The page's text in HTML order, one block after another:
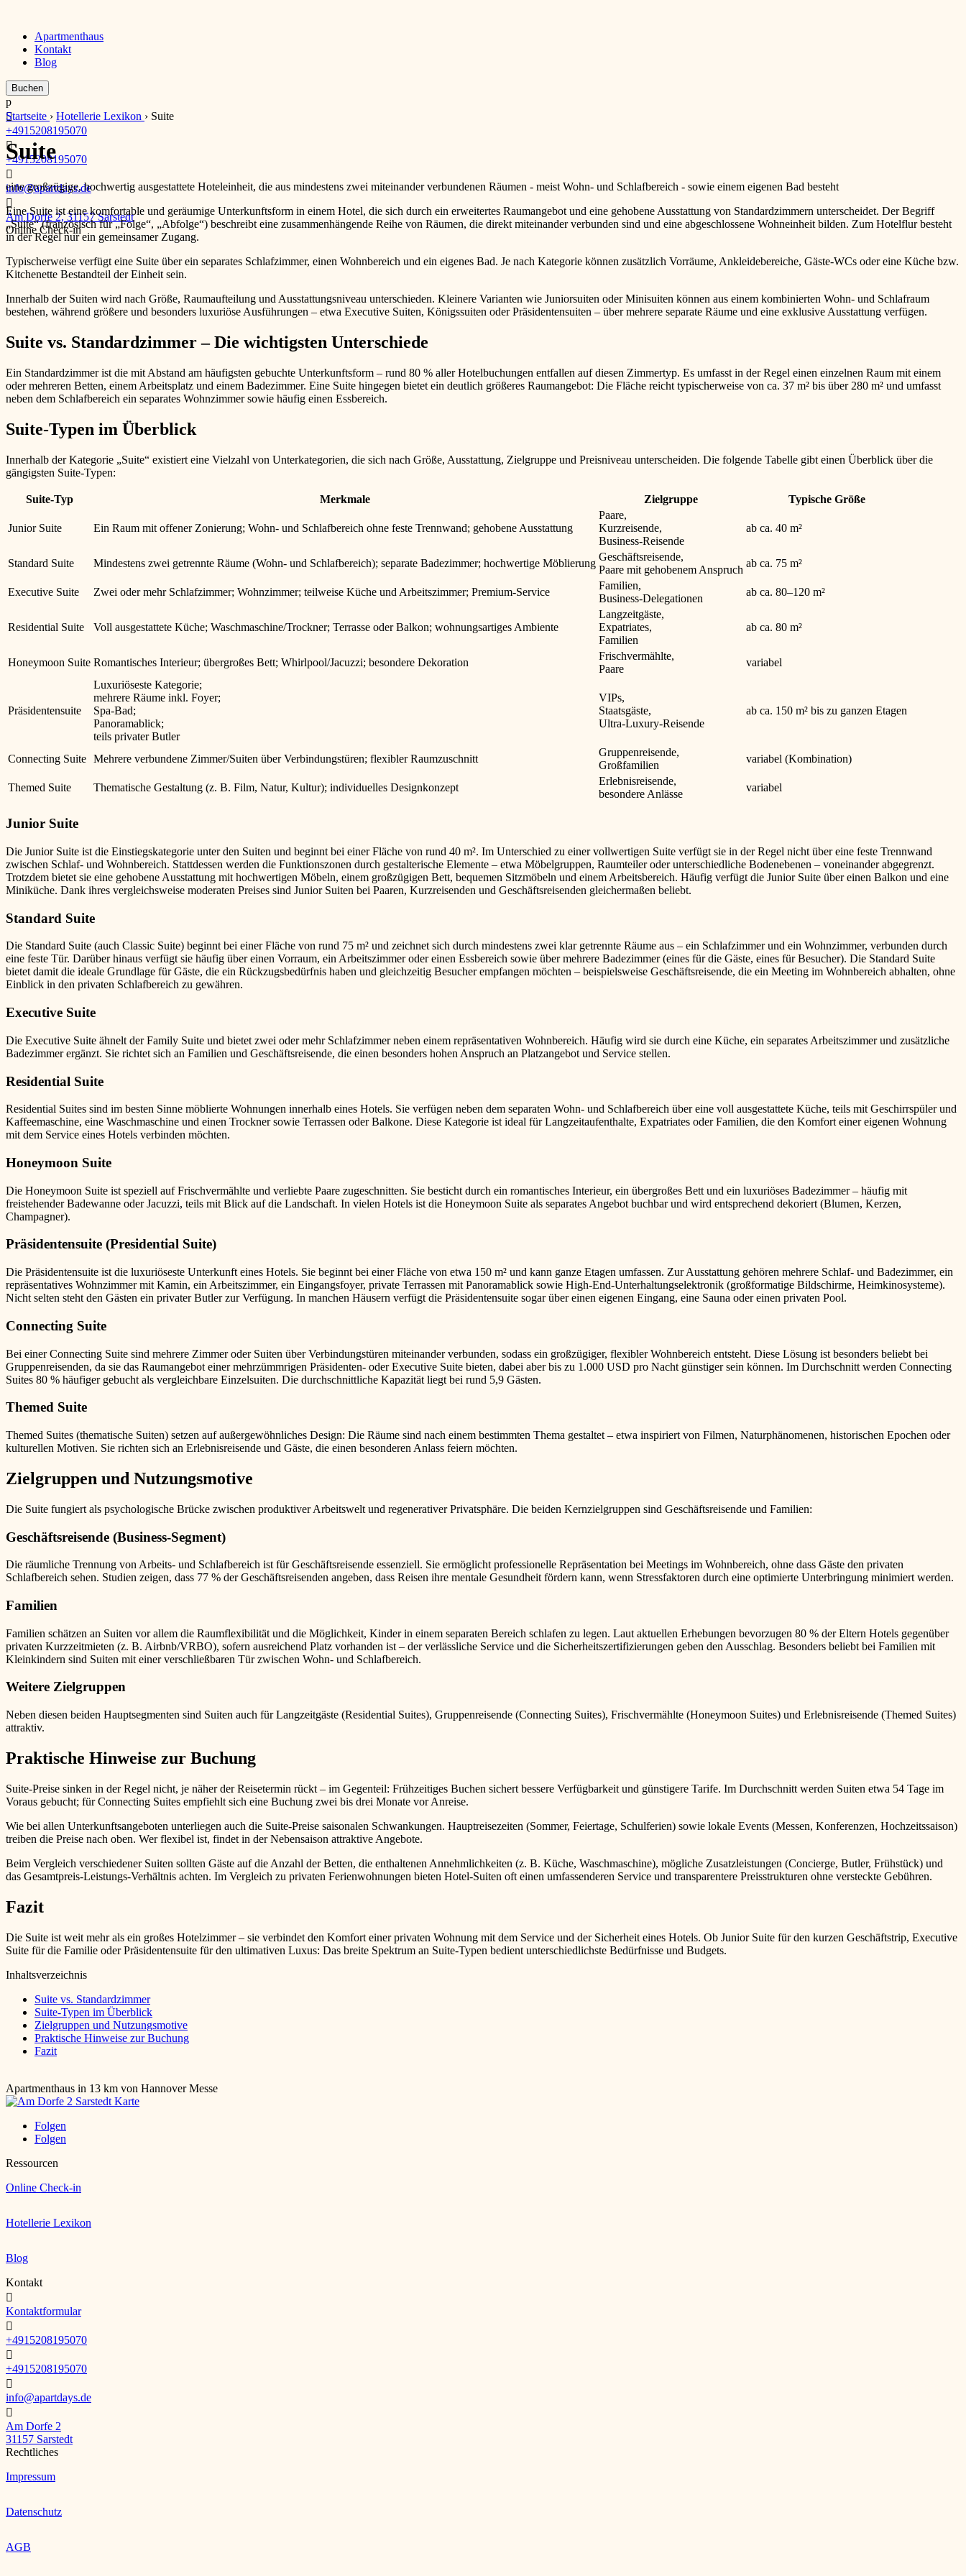
Apartmenthaus
Kontakt
Blog
p

+4915208195070

+4915208195070

info@apartdays.de

Am Dorfe 2, 31157 Sarstedt
Online Check-in
Startseite › Hotellerie Lexikon › Suite
Suite
eine großzügige, hochwertig ausgestattete Hoteleinheit, die aus mindestens zwei miteinander verbundenen Räumen - meist Wohn- und Schlafbereich - sowie einem eigenen Bad besteht
Eine Suite ist eine komfortable und geräumige Unterkunftsform in einem Hotel, die sich durch ein erweitertes Raumangebot und eine gehobene Ausstattung von Standardzimmern unterscheidet. Der Begriff
„Suite“ (französisch für „Folge“, „Abfolge“) beschreibt eine zusammenhängende Reihe von Räumen, die direkt miteinander verbunden sind und eine abgeschlossene Wohneinheit bilden. Zum Hotelflur besteht
in der Regel nur ein gemeinsamer Zugang.
Typischerweise verfügt eine Suite über ein separates Schlafzimmer, einen Wohnbereich und ein eigenes Bad. Je nach Kategorie können zusätzlich Vorräume, Ankleidebereiche, Gäste-WCs oder eine Küche bzw.
Kitchenette Bestandteil der Einheit sein.
Innerhalb der Suiten wird nach Größe, Raumaufteilung und Ausstattungsniveau unterschieden. Kleinere Varianten wie Juniorsuiten oder Minisuiten können aus einem kombinierten Wohn- und Schlafraum
bestehen, während größere und besonders luxuriöse Ausführungen – etwa Executive Suiten, Königssuiten oder Präsidentensuiten – über mehrere separate Räume und eine exklusive Ausstattung verfügen.
Suite vs. Standardzimmer – Die wichtigsten Unterschiede
Ein Standardzimmer ist die mit Abstand am häufigsten gebuchte Unterkunftsform – rund 80 % aller Hotelbuchungen entfallen auf diesen Zimmertyp. Es umfasst in der Regel einen einzelnen Raum mit einem
oder mehreren Betten, einem Arbeitsplatz und einem Badezimmer. Eine Suite hingegen bietet ein deutlich größeres Raumangebot: Die Fläche reicht typischerweise von ca. 37 m² bis über 280 m² und umfasst
neben dem Schlafbereich ein separates Wohnzimmer sowie häufig einen Essbereich.
Suite-Typen im Überblick
Innerhalb der Kategorie „Suite“ existiert eine Vielzahl von Unterkategorien, die sich nach Größe, Ausstattung, Zielgruppe und Preisniveau unterscheiden. Die folgende Tabelle gibt einen Überblick über die
gängigsten Suite-Typen:
Suite-Typ Merkmale Zielgruppe Typische Größe
Junior Suite Ein Raum mit offener Zonierung; Wohn- und Schlafbereich ohne feste Trennwand; gehobene Ausstattung
Paare,
Kurzreisende,
Business-Reisende
ab ca. 40 m²
Standard Suite Mindestens zwei getrennte Räume (Wohn- und Schlafbereich); separate Badezimmer; hochwertige Möblierung
Geschäftsreisende,
Paare mit gehobenem Anspruch
ab ca. 75 m²
Executive Suite Zwei oder mehr Schlafzimmer; Wohnzimmer; teilweise Küche und Arbeitszimmer; Premium-Service
Familien,
Business-Delegationen
ab ca. 80–120 m²
Residential Suite Voll ausgestattete Küche; Waschmaschine/Trockner; Terrasse oder Balkon; wohnungsartiges Ambiente
Langzeitgäste,
Expatriates,
Familien
ab ca. 80 m²
Honeymoon Suite Romantisches Interieur; übergroßes Bett; Whirlpool/Jacuzzi; besondere Dekoration
Frischvermählte,
Paare
variabel
Präsidentensuite
Luxuriöseste Kategorie;
mehrere Räume inkl. Foyer;
Spa-Bad;
Panoramablick;
teils privater Butler
VIPs,
Staatsgäste,
Ultra-Luxury-Reisende
ab ca. 150 m² bis zu ganzen Etagen
Connecting Suite Mehrere verbundene Zimmer/Suiten über Verbindungstüren; flexibler Raumzuschnitt
Gruppenreisende,
Großfamilien
variabel (Kombination)
Themed Suite Thematische Gestaltung (z. B. Film, Natur, Kultur); individuelles Designkonzept
Erlebnisreisende,
besondere Anlässe
variabel
Junior Suite
Die Junior Suite ist die Einstiegskategorie unter den Suiten und beginnt bei einer Fläche von rund 40 m². Im Unterschied zu einer vollwertigen Suite verfügt sie in der Regel nicht über eine feste Trennwand
zwischen Schlaf- und Wohnbereich. Stattdessen werden die Funktionszonen durch gestalterische Elemente – etwa Möbelgruppen, Raumteiler oder unterschiedliche Bodenebenen – voneinander abgegrenzt.
Trotzdem bietet sie eine gehobene Ausstattung mit hochwertigen Möbeln, einem großzügigen Bett, bequemen Sitzmöbeln und einem Arbeitsbereich. Häufig verfügt die Junior Suite über einen Balkon und eine
Miniküche. Dank ihres vergleichsweise moderaten Preises sind Junior Suiten bei Paaren, Kurzreisenden und Geschäftsreisenden gleichermaßen beliebt.
Standard Suite
Die Standard Suite (auch Classic Suite) beginnt bei einer Fläche von rund 75 m² und zeichnet sich durch mindestens zwei klar getrennte Räume aus – ein Schlafzimmer und ein Wohnzimmer, verbunden durch
eine feste Tür. Darüber hinaus verfügt sie häufig über einen Vorraum, ein Arbeitszimmer oder einen Essbereich sowie über mehrere Badezimmer (eines für die Gäste, eines für Besucher). Die Standard Suite
bietet damit die ideale Grundlage für Gäste, die ein Rückzugsbedürfnis haben und gleichzeitig Besucher empfangen möchten – beispielsweise Geschäftsreisende, die ein Meeting im Wohnbereich abhalten, ohne
Einblick in den privaten Schlafbereich zu gewähren.
Executive Suite
Die Executive Suite ähnelt der Family Suite und bietet zwei oder mehr Schlafzimmer neben einem repräsentativen Wohnbereich. Häufig wird sie durch eine Küche, ein separates Arbeitszimmer und zusätzliche
Badezimmer ergänzt. Sie richtet sich an Familien und Geschäftsreisende, die einen besonders hohen Anspruch an Platzangebot und Service stellen.
Residential Suite
Residential Suites sind im besten Sinne möblierte Wohnungen innerhalb eines Hotels. Sie verfügen neben dem separaten Wohn- und Schlafbereich über eine voll ausgestattete Küche, teils mit Geschirrspüler und
Kaffeemaschine, eine Waschmaschine und einen Trockner sowie Terrassen oder Balkone. Diese Kategorie ist ideal für Langzeitaufenthalte, Expatriates oder Familien, die den Komfort einer eigenen Wohnung
mit dem Service eines Hotels verbinden möchten.
Honeymoon Suite
Die Honeymoon Suite ist speziell auf Frischvermählte und verliebte Paare zugeschnitten. Sie besticht durch ein romantisches Interieur, ein übergroßes Bett und ein luxuriöses Badezimmer – häufig mit
freistehender Badewanne oder Jacuzzi, teils mit Blick auf die Landschaft. In vielen Hotels ist die Honeymoon Suite als separates Angebot buchbar und wird entsprechend dekoriert (Blumen, Kerzen,
Champagner).
Präsidentensuite (Presidential Suite)
Die Präsidentensuite ist die luxuriöseste Unterkunft eines Hotels. Sie beginnt bei einer Fläche von etwa 150 m² und kann ganze Etagen umfassen. Zur Ausstattung gehören mehrere Schlaf- und Badezimmer, ein
repräsentatives Wohnzimmer mit Kamin, ein Arbeitszimmer, ein Eingangsfoyer, private Terrassen mit Panoramablick sowie High-End-Unterhaltungselektronik (großformatige Bildschirme, Heimkinosysteme).
Nicht selten steht den Gästen ein privater Butler zur Verfügung. In manchen Häusern verfügt die Präsidentensuite sogar über einen eigenen Eingang, eine Sauna oder einen privaten Pool.
Connecting Suite
Bei einer Connecting Suite sind mehrere Zimmer oder Suiten über Verbindungstüren miteinander verbunden, sodass ein großzügiger, flexibler Wohnbereich entsteht. Diese Lösung ist besonders beliebt bei
Gruppenreisenden, da sie das Raumangebot einer mehrzümmrigen Präsidenten- oder Executive Suite bieten, dabei aber bis zu 1.000 USD pro Nacht günstiger sein können. Im Durchschnitt werden Connecting
Suites 80 % häufiger gebucht als vergleichbare Einzelsuiten. Die durchschnittliche Kapazität liegt bei rund 5,9 Gästen.
Themed Suite
Themed Suites (thematische Suiten) setzen auf außergewöhnliches Design: Die Räume sind nach einem bestimmten Thema gestaltet – etwa inspiriert von Filmen, Naturphänomenen, historischen Epochen oder
kulturellen Motiven. Sie richten sich an Erlebnisreisende und Gäste, die einen besonderen Anlass feiern möchten.
Zielgruppen und Nutzungsmotive
Die Suite fungiert als psychologische Brücke zwischen produktiver Arbeitswelt und regenerativer Privatsphäre. Die beiden Kernzielgruppen sind Geschäftsreisende und Familien:
Geschäftsreisende (Business-Segment)
Die räumliche Trennung von Arbeits- und Schlafbereich ist für Geschäftsreisende essenziell. Sie ermöglicht professionelle Repräsentation bei Meetings im Wohnbereich, ohne dass Gäste den privaten
Schlafbereich sehen. Studien zeigen, dass 77 % der Geschäftsreisenden angeben, dass Reisen ihre mentale Gesundheit fördern kann, wenn Stressfaktoren durch eine optimierte Unterbringung minimiert werden.
Familien
Familien schätzen an Suiten vor allem die Raumflexibilität und die Möglichkeit, Kinder in einem separaten Bereich schlafen zu legen. Laut aktuellen Erhebungen bevorzugen 80 % der Eltern Hotels gegenüber
privaten Kurzzeitmieten (z. B. Airbnb/VRBO), sofern ausreichend Platz vorhanden ist – der verlässliche Service und die Sicherheitszertifizierungen geben den Ausschlag. Besonders beliebt bei Familien mit
Kleinkindern sind Suiten mit einer verschließbaren Tür zwischen Wohn- und Schlafbereich.
Weitere Zielgruppen
Neben diesen beiden Hauptsegmenten sind Suiten auch für Langzeitgäste (Residential Suites), Gruppenreisende (Connecting Suites), Frischvermählte (Honeymoon Suites) und Erlebnisreisende (Themed Suites)
attraktiv.
Praktische Hinweise zur Buchung
Suite-Preise sinken in der Regel nicht, je näher der Reisetermin rückt – im Gegenteil: Frühzeitiges Buchen sichert bessere Verfügbarkeit und günstigere Tarife. Im Durchschnitt werden Suiten etwa 54 Tage im
Voraus gebucht; für Connecting Suites empfiehlt sich eine Buchung zwei bis drei Monate vor Anreise.
Wie bei allen Unterkunftsangeboten unterliegen auch die Suite-Preise saisonalen Schwankungen. Hauptreisezeiten (Sommer, Feiertage, Schulferien) sowie lokale Events (Messen, Konferenzen, Hochzeitssaison)
treiben die Preise nach oben. Wer flexibel ist, findet in der Nebensaison attraktive Angebote.
Beim Vergleich verschiedener Suiten sollten Gäste auf die Anzahl der Betten, die enthaltenen Annehmlichkeiten (z. B. Küche, Waschmaschine), mögliche Zusatzleistungen (Concierge, Butler, Frühstück) und
das Gesamtpreis-Leistungs-Verhältnis achten. Im Vergleich zu privaten Ferienwohnungen bieten Hotel-Suiten oft einen umfassenderen Service und transparentere Preisstrukturen ohne versteckte Gebühren.
Fazit
Die Suite ist weit mehr als ein großes Hotelzimmer – sie verbindet den Komfort einer privaten Wohnung mit dem Service und der Sicherheit eines Hotels. Ob Junior Suite für den kurzen Geschäftstrip, Executive
Suite für die Familie oder Präsidentensuite für den ultimativen Luxus: Das breite Spektrum an Suite-Typen bedient unterschiedlichste Bedürfnisse und Budgets.
Inhaltsverzeichnis
Suite vs. Standardzimmer
Suite-Typen im Überblick
Zielgruppen und Nutzungsmotive
Praktische Hinweise zur Buchung
Fazit
Apartmenthaus in 13 km von Hannover Messe
Folgen
Folgen
Ressourcen
Online Check-in
Hotellerie Lexikon
Blog
Kontakt

Kontaktformular

+4915208195070

+4915208195070

info@apartdays.de

Am Dorfe 2
31157 Sarstedt
Rechtliches
Impressum
Datenschutz
AGB